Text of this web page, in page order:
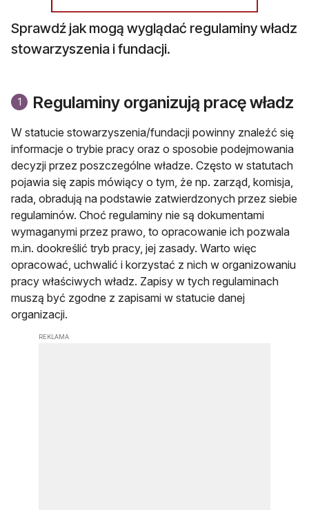
Sprawdź jak mogą wyglądać regulaminy władz
stowarzyszenia i fundacji.
1 Regulaminy organizują pracę władz
W statucie stowarzyszenia/fundacji powinny znaleźć się
informacje o trybie pracy oraz o sposobie podejmowania
decyzji przez poszczególne władze. Często w statutach
pojawia się zapis mówiący o tym, że np. zarząd, komisja,
rada, obradują na podstawie zatwierdzonych przez siebie
regulaminów. Choć regulaminy nie są dokumentami
wymaganymi przez prawo, to opracowanie ich pozwala
m.in. dookreślić tryb pracy, jej zasady. Warto więc
opracować, uchwalić i korzystać z nich w organizowaniu
pracy właściwych władz. Zapisy w tych regulaminach
muszą być zgodne z zapisami w statucie danej
organizacji.
REKLAMA